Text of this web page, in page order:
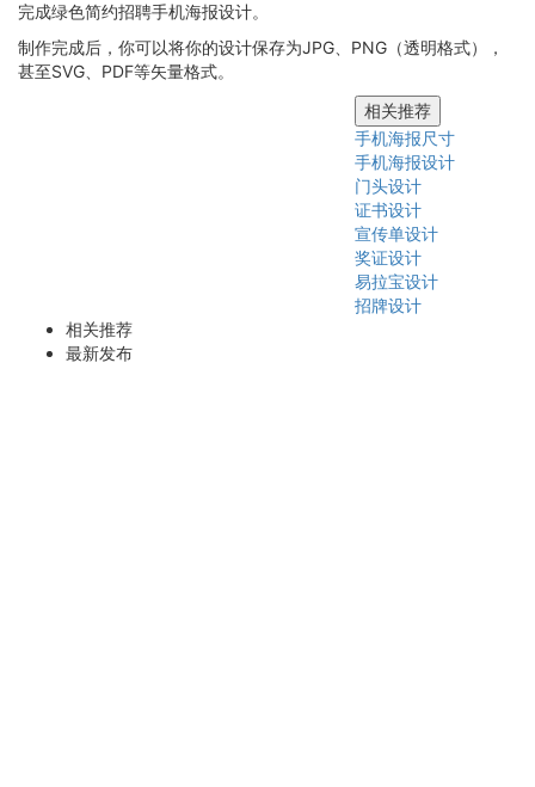
完成绿色简约招聘手机海报设计。
制作完成后，你可以将你的设计保存为JPG、PNG（透明格式），
甚至SVG、PDF等矢量格式。
相关推荐
手机海报尺寸
手机海报设计
门头设计
证书设计
宣传单设计
奖证设计
易拉宝设计
招牌设计
相关推荐
最新发布